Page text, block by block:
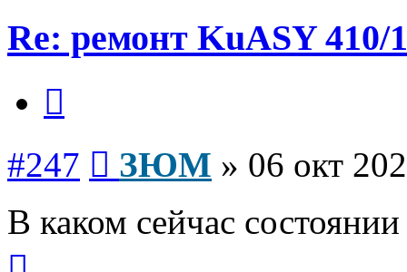
Re: ремонт KuASY 410/
#247 ЗЮМ » 06 окт
В каком сейчас